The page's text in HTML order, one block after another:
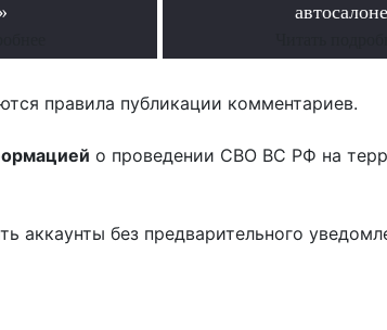
автосалоне
правила публикации комментариев.
о проведении СВО ВС РФ на
аккаунты без предварительного